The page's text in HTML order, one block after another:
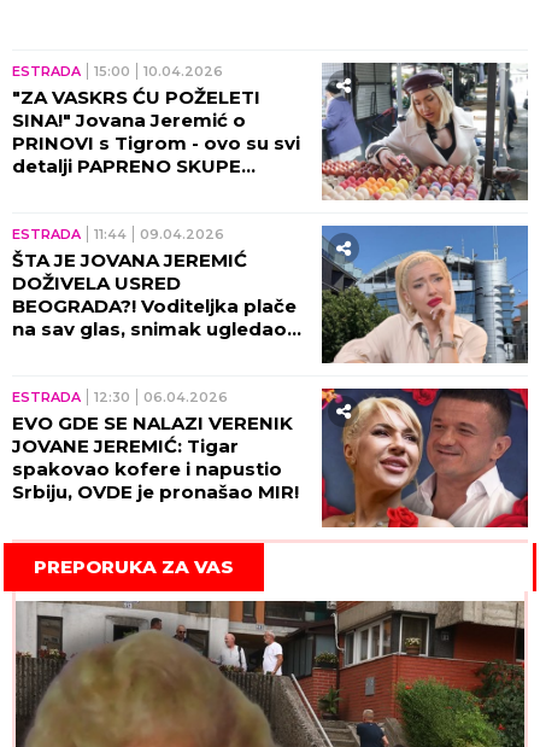
ESTRADA 15:00 10.04.2026
"ZA VASKRS ĆU POŽELETI
SINA!" Jovana Jeremić o
PRINOVI s Tigrom - ovo su svi
detalji PAPRENO SKUPE
(VIDEO)
ESTRADA 11:44 09.04.2026
ŠTA JE JOVANA JEREMIĆ
DOŽIVELA USRED
BEOGRADA?! Voditeljka plače
na sav glas, snimak ugledao
ESTRADA 12:30 06.04.2026
EVO GDE SE NALAZI VERENIK
JOVANE JEREMIĆ: Tigar
spakovao kofere i napustio
Srbiju, OVDE je pronašao MIR!
PREPORUKA ZA VAS